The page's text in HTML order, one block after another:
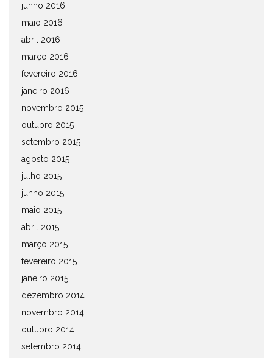
junho 2016
maio 2016
abril 2016
março 2016
fevereiro 2016
janeiro 2016
novembro 2015
outubro 2015
setembro 2015
agosto 2015
julho 2015
junho 2015
maio 2015
abril 2015
março 2015
fevereiro 2015
janeiro 2015
dezembro 2014
novembro 2014
outubro 2014
setembro 2014